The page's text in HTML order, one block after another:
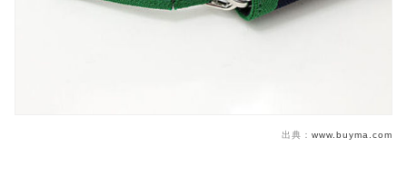
出典： www.buyma.com